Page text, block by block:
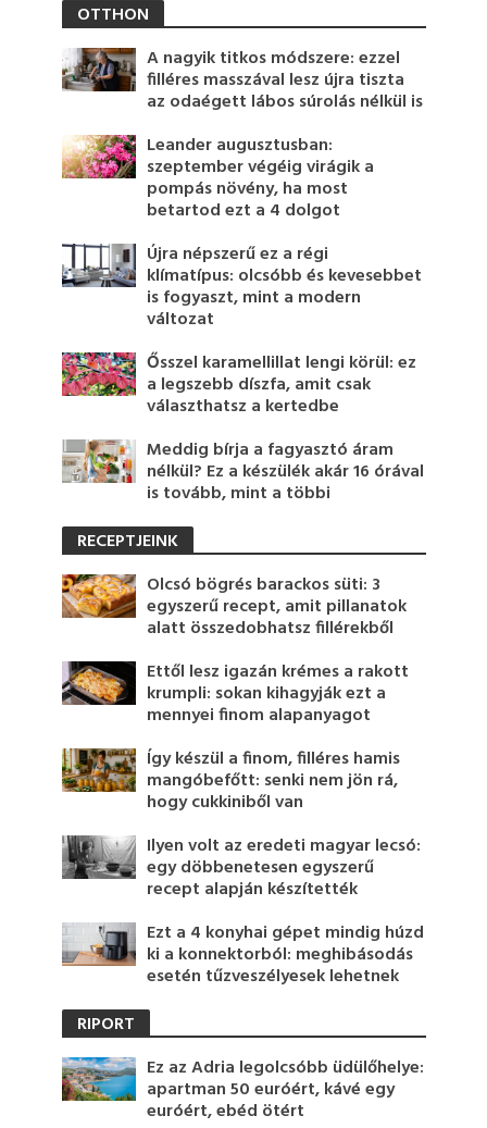
OTTHON
A nagyik titkos módszere: ezzel
filléres masszával lesz újra tiszta
az odaégett lábos súrolás nélkül is
Leander augusztusban:
szeptember végéig virágik a
pompás növény, ha most
betartod ezt a 4 dolgot
Újra népszerű ez a régi
klímatípus: olcsóbb és kevesebbet
is fogyaszt, mint a modern
változat
Ősszel karamellillat lengi körül: ez
a legszebb díszfa, amit csak
választhatsz a kertedbe
Meddig bírja a fagyasztó áram
nélkül? Ez a készülék akár 16 órával
is tovább, mint a többi
RECEPTJEINK
Olcsó bögrés barackos süti: 3
egyszerű recept, amit pillanatok
alatt összedobhatsz fillérekből
Ettől lesz igazán krémes a rakott
krumpli: sokan kihagyják ezt a
mennyei finom alapanyagot
Így készül a finom, filléres hamis
mangóbefőtt: senki nem jön rá,
hogy cukkiniből van
Ilyen volt az eredeti magyar lecsó:
egy döbbenetesen egyszerű
recept alapján készítették
Ezt a 4 konyhai gépet mindig húzd
ki a konnektorból: meghibásodás
esetén tűzveszélyesek lehetnek
RIPORT
Ez az Adria legolcsóbb üdülőhelye:
apartman 50 euróért, kávé egy
euróért, ebéd ötért